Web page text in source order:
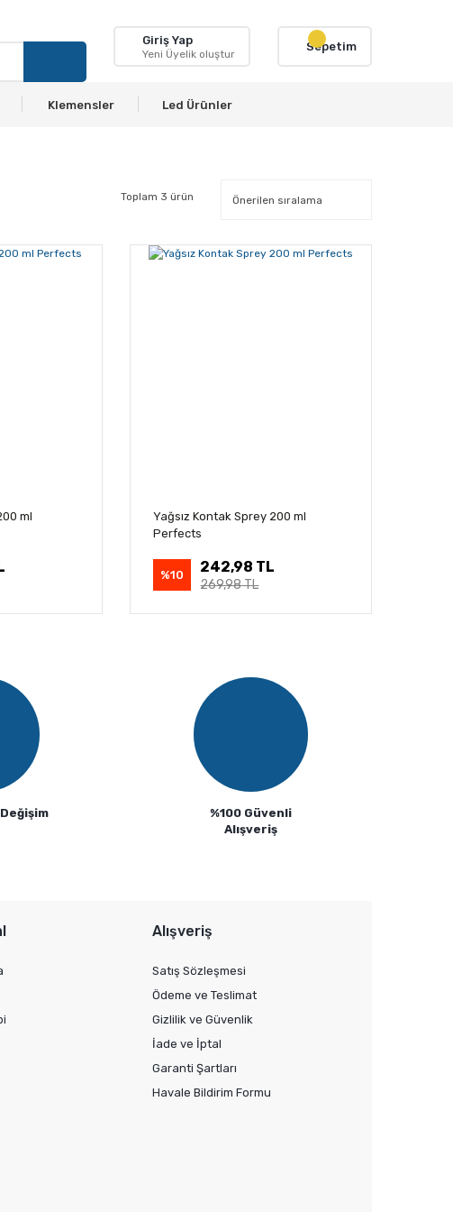
Giriş Yap
Yeni Üyelik oluştur
Sepetim
Klemensler Led Ürünler
Toplam 3 ürün
ml
Yağsız Kontak Sprey 200 ml
Perfects
%10 242,98 TL
269,98 TL
%100 Güvenli
Alışveriş
Alışveriş
Satış Sözleşmesi
Ödeme ve Teslimat
Gizlilik ve Güvenlik
İade ve İptal
Garanti Şartları
Havale Bildirim Formu